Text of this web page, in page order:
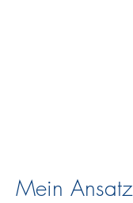
Mein Ansatz